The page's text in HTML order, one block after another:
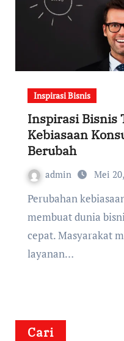
Inspirasi Bisnis
Inspirasi Bisnis
Kebiasaan
Berubah
admin Mei
Perubahan kebiasaan konsumen di era digital
membuat dunia
cepat. Masyarakat
layanan…
Cari